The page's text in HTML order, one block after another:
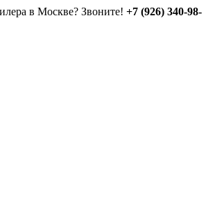
в Москве? Звоните! +7 (926) 340-98-